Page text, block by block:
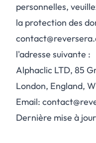
personnelles,
la protection des
l'adresse suivante :
Alphaclic LTD, 85
London, England,
Email:
Dernière mise à